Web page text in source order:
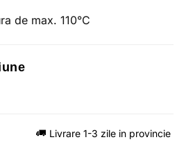
de max. 110°C
Livrare 1-3 zile in provincie